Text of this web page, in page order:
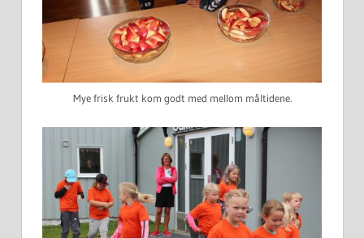
Mye frisk frukt kom godt med mellom måltidene.